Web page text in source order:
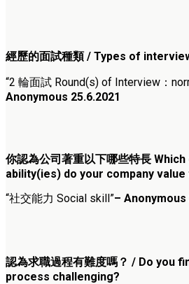
經歷的面試種類 / Types of
“2 輪面試 Round(s) of Interview：
Anonymous 25.6.2021
你認為公司著重以下哪些特長
ability(ies) do your company
“社交能力 Social skill”– Anonymous
認為求職過程有難度嗎？ / Do you
process challenging?